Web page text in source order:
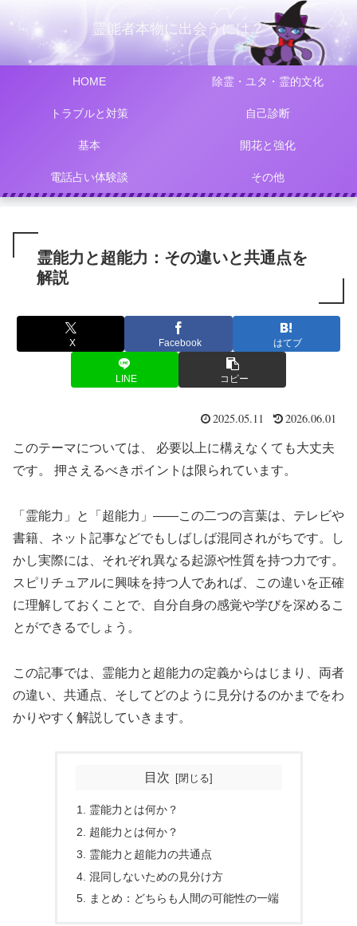
霊能者本物に出会うには？
HOME 除霊・ユタ・霊的文化
トラブルと対策 自己診断
基本 開花と強化
電話占い体験談 その他
霊能力と超能力：その違いと共通点を
解説
X Facebook はてブ
LINE コピー
2025.05.11 2026.06.01
このテーマについては、 必要以上に構えなくても大丈夫
です。 押さえるべきポイントは限られています。
「霊能力」と「超能力」——この二つの言葉は、テレビや
書籍、ネット記事などでもしばしば混同されがちです。し
かし実際には、それぞれ異なる起源や性質を持つ力です。
スピリチュアルに興味を持つ人であれば、この違いを正確
に理解しておくことで、自分自身の感覚や学びを深めるこ
とができるでしょう。
この記事では、霊能力と超能力の定義からはじまり、両者
の違い、共通点、そしてどのように見分けるのかまでをわ
かりやすく解説していきます。
目次
霊能力とは何か？
超能力とは何か？
霊能力と超能力の共通点
混同しないための見分け方
まとめ：どちらも人間の可能性の一端